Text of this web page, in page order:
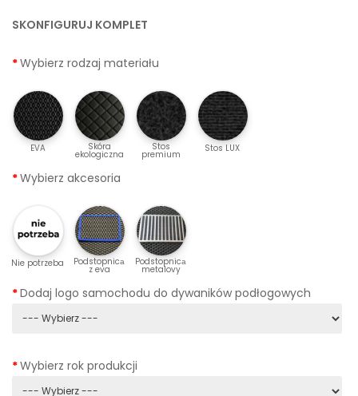
SKONFIGURUJ KOMPLET
Wybierz rodzaj materiału
EVA Skóra
ekologiczna
Stos
premium
Stos LUX
Wybierz akcesoria
Nie potrzeba Podstopnicа
z eva
Podstopnicа
metalovy
Dodaj logo samochodu do dywaników podłogowych
Wybierz rok produkcji